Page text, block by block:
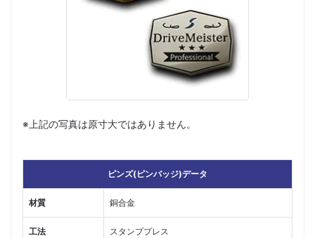
※上記の写真は原寸大ではありません。
ピンズ(ピンバッジ)データ
材質 銅合金
工法 スタンププレス